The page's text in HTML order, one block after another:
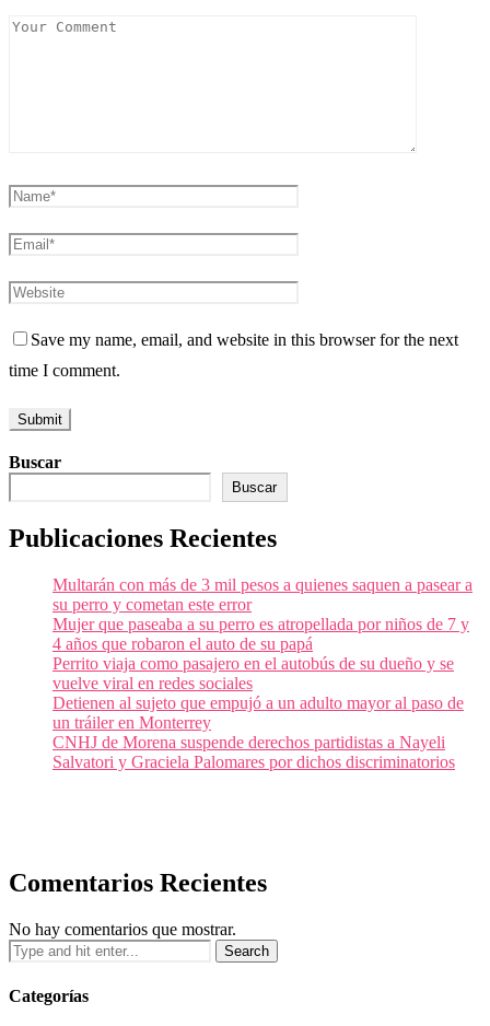
Save my name, email, and website in this browser for the next
time I comment.
Buscar
Buscar
Publicaciones Recientes
Multarán con más de 3 mil pesos a quienes saquen a pasear a
su perro y cometan este error
Mujer que paseaba a su perro es atropellada por niños de 7 y
4 años que robaron el auto de su papá
Perrito viaja como pasajero en el autobús de su dueño y se
vuelve viral en redes sociales
Detienen al sujeto que empujó a un adulto mayor al paso de
un tráiler en Monterrey
CNHJ de Morena suspende derechos partidistas a Nayeli
Salvatori y Graciela Palomares por dichos discriminatorios
Comentarios Recientes
No hay comentarios que mostrar.
Categorías